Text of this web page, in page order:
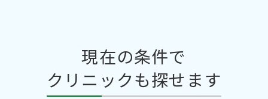
現在の条件で
クリニックも探せます